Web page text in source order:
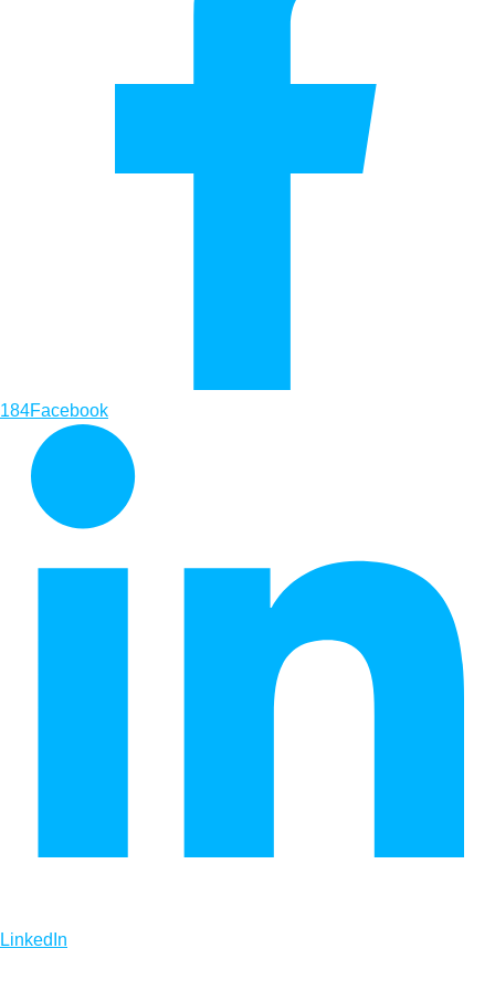
184Facebook
LinkedIn